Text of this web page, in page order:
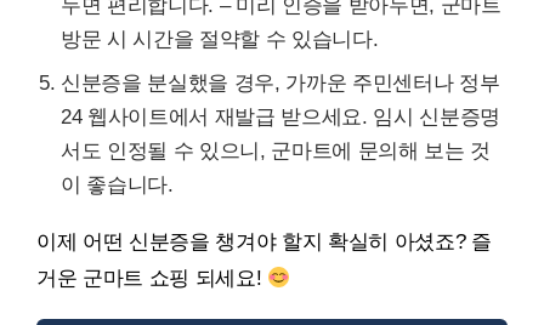
두면 편리합니다. – 미리 인증을 받아두면, 군마트
방문 시 시간을 절약할 수 있습니다.
신분증을 분실했을 경우, 가까운 주민센터나 정부
24 웹사이트에서 재발급 받으세요. 임시 신분증명
서도 인정될 수 있으니, 군마트에 문의해 보는 것
이 좋습니다.
이제 어떤 신분증을 챙겨야 할지 확실히 아셨죠? 즐
거운 군마트 쇼핑 되세요!